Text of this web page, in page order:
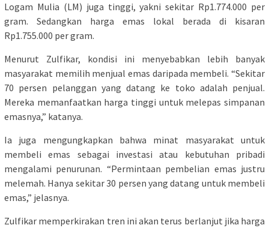
Logam Mulia (LM) juga tinggi, yakni sekitar Rp1.774.000 per
gram. Sedangkan harga emas lokal berada di kisaran
Rp1.755.000 per gram.
Menurut Zulfikar, kondisi ini menyebabkan lebih banyak
masyarakat memilih menjual emas daripada membeli. “Sekitar
70 persen pelanggan yang datang ke toko adalah penjual.
Mereka memanfaatkan harga tinggi untuk melepas simpanan
emasnya,” katanya.
Ia juga mengungkapkan bahwa minat masyarakat untuk
membeli emas sebagai investasi atau kebutuhan pribadi
mengalami penurunan. “Permintaan pembelian emas justru
melemah. Hanya sekitar 30 persen yang datang untuk membeli
emas,” jelasnya.
Zulfikar memperkirakan tren ini akan terus berlanjut jika harga